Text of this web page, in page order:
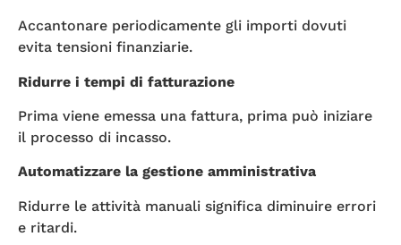
Accantonare periodicamente gli importi dovuti
evita tensioni finanziarie.
Ridurre i tempi di fatturazione
Prima viene emessa una fattura, prima può iniziare
il processo di incasso.
Automatizzare la gestione amministrativa
Ridurre le attività manuali significa diminuire errori
e ritardi.